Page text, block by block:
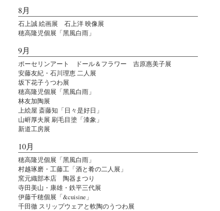
8月
石上誠 絵画展 石上洋 映像展
穂高隆児個展「黑風白雨」
9月
ポーセリンアート ドール＆フラワー 吉原惠美子展
安藤友紀・石川理恵 二人展
坂下花子うつわ展
穂高隆児個展「黑風白雨」
林友加陶展
上絵屋 斎藤知「日々是好日」
山㟁厚夫展 刷毛目塗「漆象」
新道工房展
10月
穂高隆児個展「黑風白雨」
村越琢磨・工藤工「酒と肴の二人展」
窯元織部本店 陶器まつり
寺田美山・康雄・鉄平三代展
伊藤千穂個展「&cuisine」
千田徹 スリップウェアと軟陶のうつわ展